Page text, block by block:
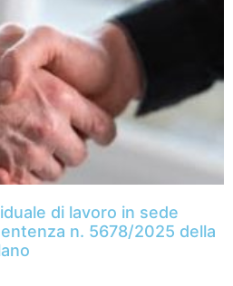
di lavoro in sede
n. 5678/2025 della